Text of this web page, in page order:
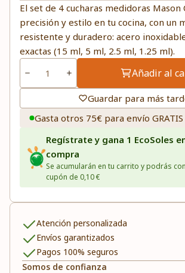
El set de 4 cucharas medidoras Mason
precisión y estilo en tu cocina, con un
resistente y duradero: acero
exactas (15 ml, 5 ml, 2.5 ml, 1.25 ml).
Añadir al
Guardar para más
Gasta otros 75€ para envío GRATIS
Regístrate y gana 1 EcoSoles
compra
Se acumularán en tu carrito y podrás
cupón de 0,10 €
Atención personalizada
Envíos garantizados
Pagos 100% seguros
Somos de confianza